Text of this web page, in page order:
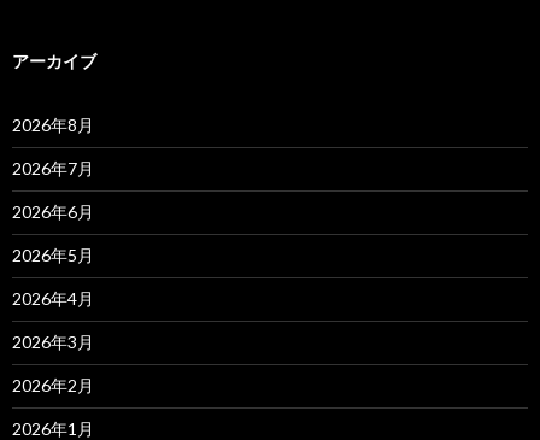
アーカイブ
2026年8月
2026年7月
2026年6月
2026年5月
2026年4月
2026年3月
2026年2月
2026年1月